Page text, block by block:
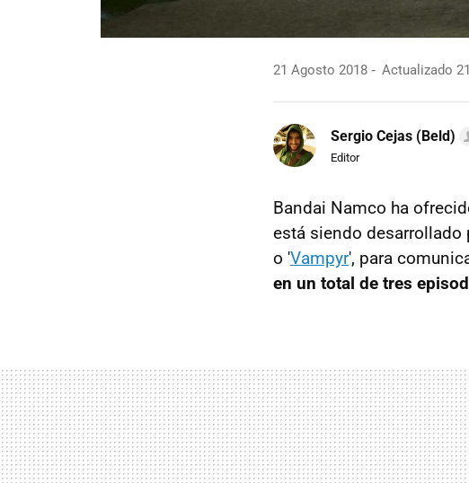
21 Agosto 2018 Actualizado
Sergio Cejas (Beld)
Editor
Bandai Namco ha
está siendo desarrollado
o 'Vampyr', para
en un total de tres